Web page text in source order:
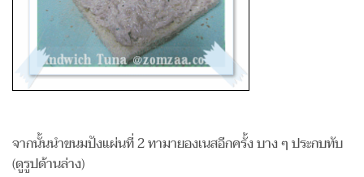
จากนั้นนำขนมปังแผ่นที่ 2 ทามายองเนสอีกครั้ง บาง ๆ ประกบทับ
(ดูรูปด้านล่าง)